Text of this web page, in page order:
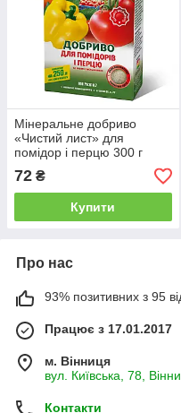
Мінеральне добриво
«Чистий лист» для
помідор і перцю 300 г
72 ₴
Купити
Про нас
93% позитивних з 95
Працює з 17.01.2017
м. Вінниця
вул. Київська, 78,
Контакти